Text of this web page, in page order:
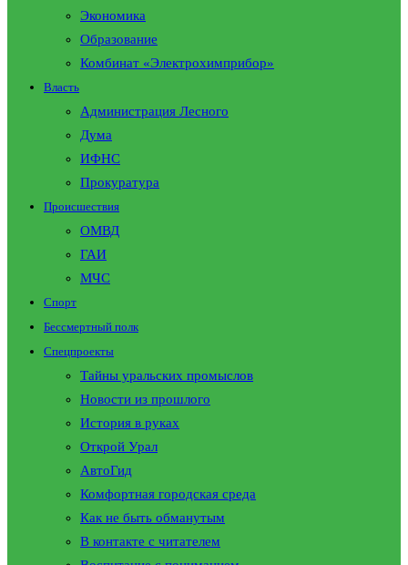
Экономика
Образование
Комбинат «Электрохимприбор»
Власть
Администрация Лесного
Дума
ИФНС
Прокуратура
Происшествия
ОМВД
ГАИ
МЧС
Спорт
Бессмертный полк
Спецпроекты
Тайны уральских промыслов
Новости из прошлого
История в руках
Открой Урал
АвтоГид
Комфортная городская среда
Как не быть обманутым
В контакте с читателем